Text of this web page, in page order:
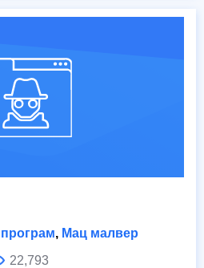
, Мац малвер
22,793